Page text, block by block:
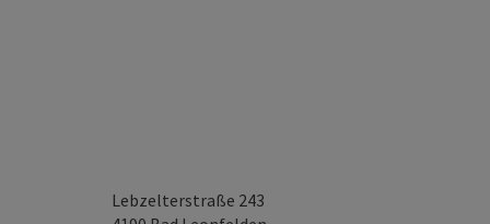
Lebzelterstraße 243